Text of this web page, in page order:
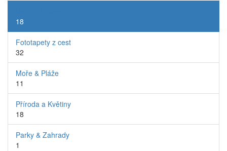
18
Fototapety z cest
32
Moře & Pláže
11
Příroda a Květiny
18
Parky & Zahrady
1